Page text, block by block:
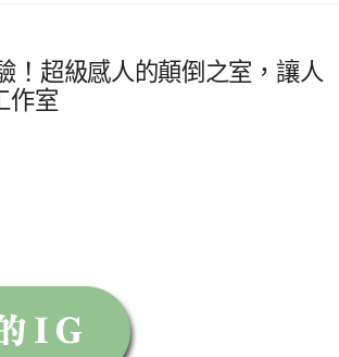
！超級感人的顛倒之室，讓人
作室